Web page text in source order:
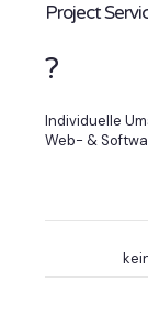
Project
?
Individuelle
Web- &